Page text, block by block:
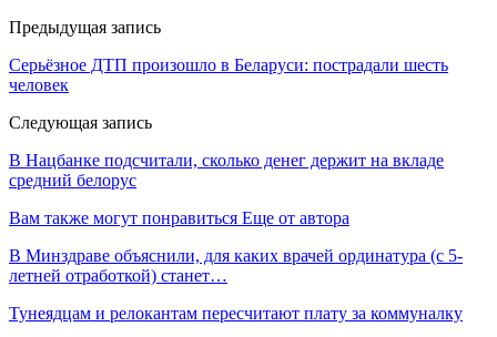
Предыдущая запись
Серьёзное ДТП произошло в Беларуси: пострадали шесть
человек
Следующая запись
В Нацбанке подсчитали, сколько денег держит на вкладе
средний белорус
Вам также могут понравиться Еще от автора
В Минздраве объяснили, для каких врачей ординатура (с 5-
летней отработкой) станет…
Тунеядцам и релокантам пересчитают плату за коммуналку